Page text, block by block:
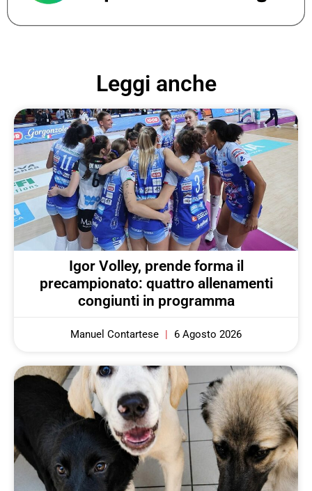
Leggi anche
Igor Volley, prende forma il
precampionato: quattro allenamenti
congiunti in programma
Manuel Contartese 6 Agosto 2026